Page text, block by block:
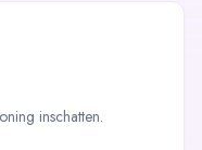
inschatten.